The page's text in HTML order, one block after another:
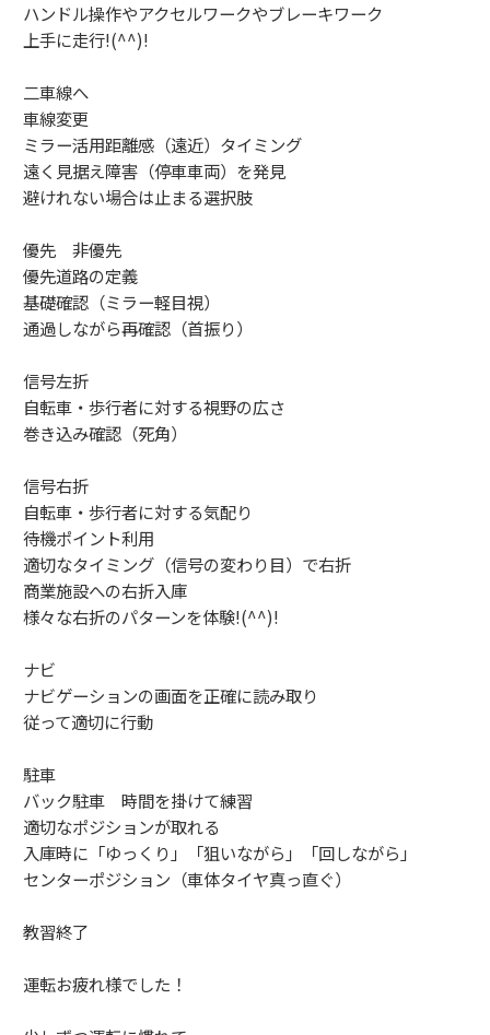
ハンドル操作やアクセルワークやブレーキワーク
上手に走行!(^^)!
二車線へ
車線変更
ミラー活用距離感（遠近）タイミング
遠く見据え障害（停車車両）を発見
避けれない場合は止まる選択肢
優先 非優先
優先道路の定義
基礎確認（ミラー軽目視）
通過しながら再確認（首振り）
信号左折
自転車・歩行者に対する視野の広さ
巻き込み確認（死角）
信号右折
自転車・歩行者に対する気配り
待機ポイント利用
適切なタイミング（信号の変わり目）で右折
商業施設への右折入庫
様々な右折のパターンを体験!(^^)!
ナビ
ナビゲーションの画面を正確に読み取り
従って適切に行動
駐車
バック駐車 時間を掛けて練習
適切なポジションが取れる
入庫時に「ゆっくり」「狙いながら」「回しながら」
センターポジション（車体タイヤ真っ直ぐ）
教習終了
運転お疲れ様でした！